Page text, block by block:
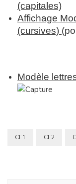
(capitales)
Affichage
(cursives)
Modèle
CE1 CE2